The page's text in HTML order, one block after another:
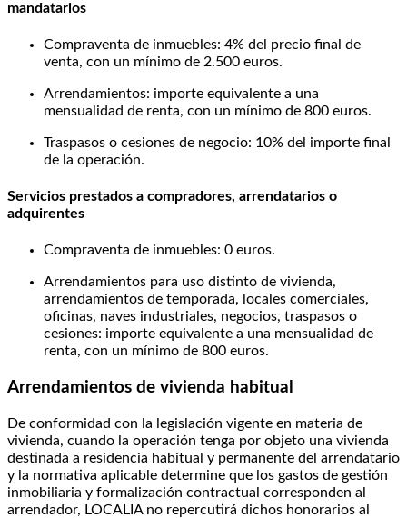
mandatarios
Compraventa de inmuebles: 4% del precio final de
venta, con un mínimo de 2.500 euros.
Arrendamientos: importe equivalente a una
mensualidad de renta, con un mínimo de 800 euros.
Traspasos o cesiones de negocio: 10% del importe final
de la operación.
Servicios prestados a compradores, arrendatarios o
adquirentes
Compraventa de inmuebles: 0 euros.
Arrendamientos para uso distinto de vivienda,
arrendamientos de temporada, locales comerciales,
oficinas, naves industriales, negocios, traspasos o
cesiones: importe equivalente a una mensualidad de
renta, con un mínimo de 800 euros.
Arrendamientos de vivienda habitual
De conformidad con la legislación vigente en materia de
vivienda, cuando la operación tenga por objeto una vivienda
destinada a residencia habitual y permanente del arrendatario
y la normativa aplicable determine que los gastos de gestión
inmobiliaria y formalización contractual corresponden al
arrendador, LOCALIA no repercutirá dichos honorarios al